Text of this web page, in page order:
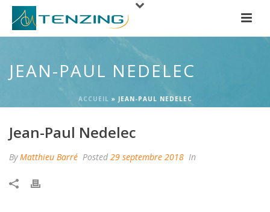
JEAN-PAUL NEDELEC
ACCUEIL » JEAN-PAUL NEDELEC
Jean-Paul Nedelec
ByMatthieu Barré Posted 29 septembre 2018 In